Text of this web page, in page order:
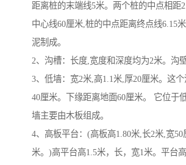
距离桩的末端线5米。两个桩的中点相距
中心线60厘米,桩的中点距离终点线6.15
泥制成。
2、沟槽：长度,宽度和深度均为2米。沟
3、低墙：宽2米,高1.1米,厚20厘米。这
40厘米。下缘距离地面60厘米。 它位于
墙主要由木板组成。
4、高板平台：(高板高1.80米,长2米,宽50
米。)高平台高1.5米，长，宽1米。平台